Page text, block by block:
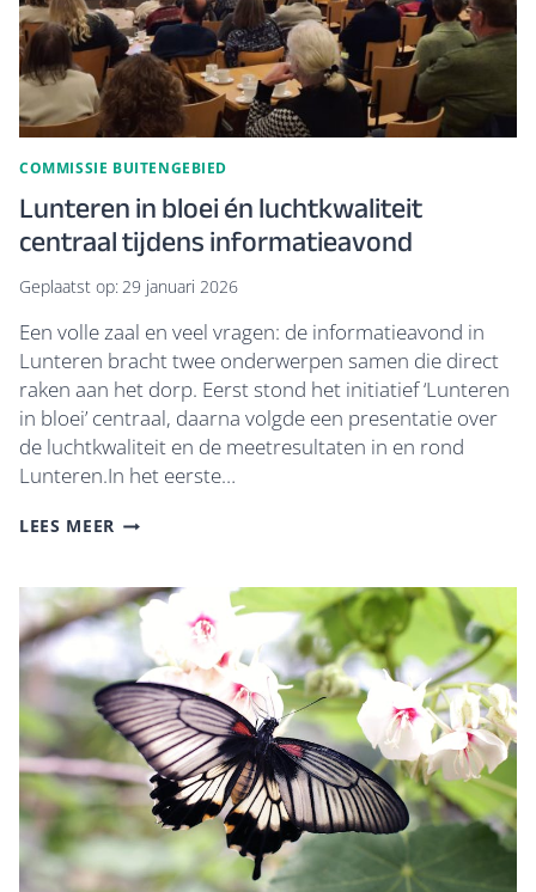
COMMISSIE BUITENGEBIED
Lunteren in bloei én luchtkwaliteit
centraal tijdens informatieavond
Geplaatst op:29 januari 2026
Een volle zaal en veel vragen: de informatieavond in
Lunteren bracht twee onderwerpen samen die direct
raken aan het dorp. Eerst stond het initiatief ‘Lunteren
in bloei’ centraal, daarna volgde een presentatie over
de luchtkwaliteit en de meetresultaten in en rond
Lunteren.In het eerste…
LEES MEER LUNTEREN
ÉN
LUCHTKWALITEIT
CENTRAAL
TIJDENS
INFORMATIEAVOND